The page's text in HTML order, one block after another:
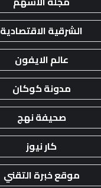
الشرقية الاقتصادية
عالم الايفون
مدونة كوكان
صحيفة نهج
كار نيوز
موقع خبرة التقني